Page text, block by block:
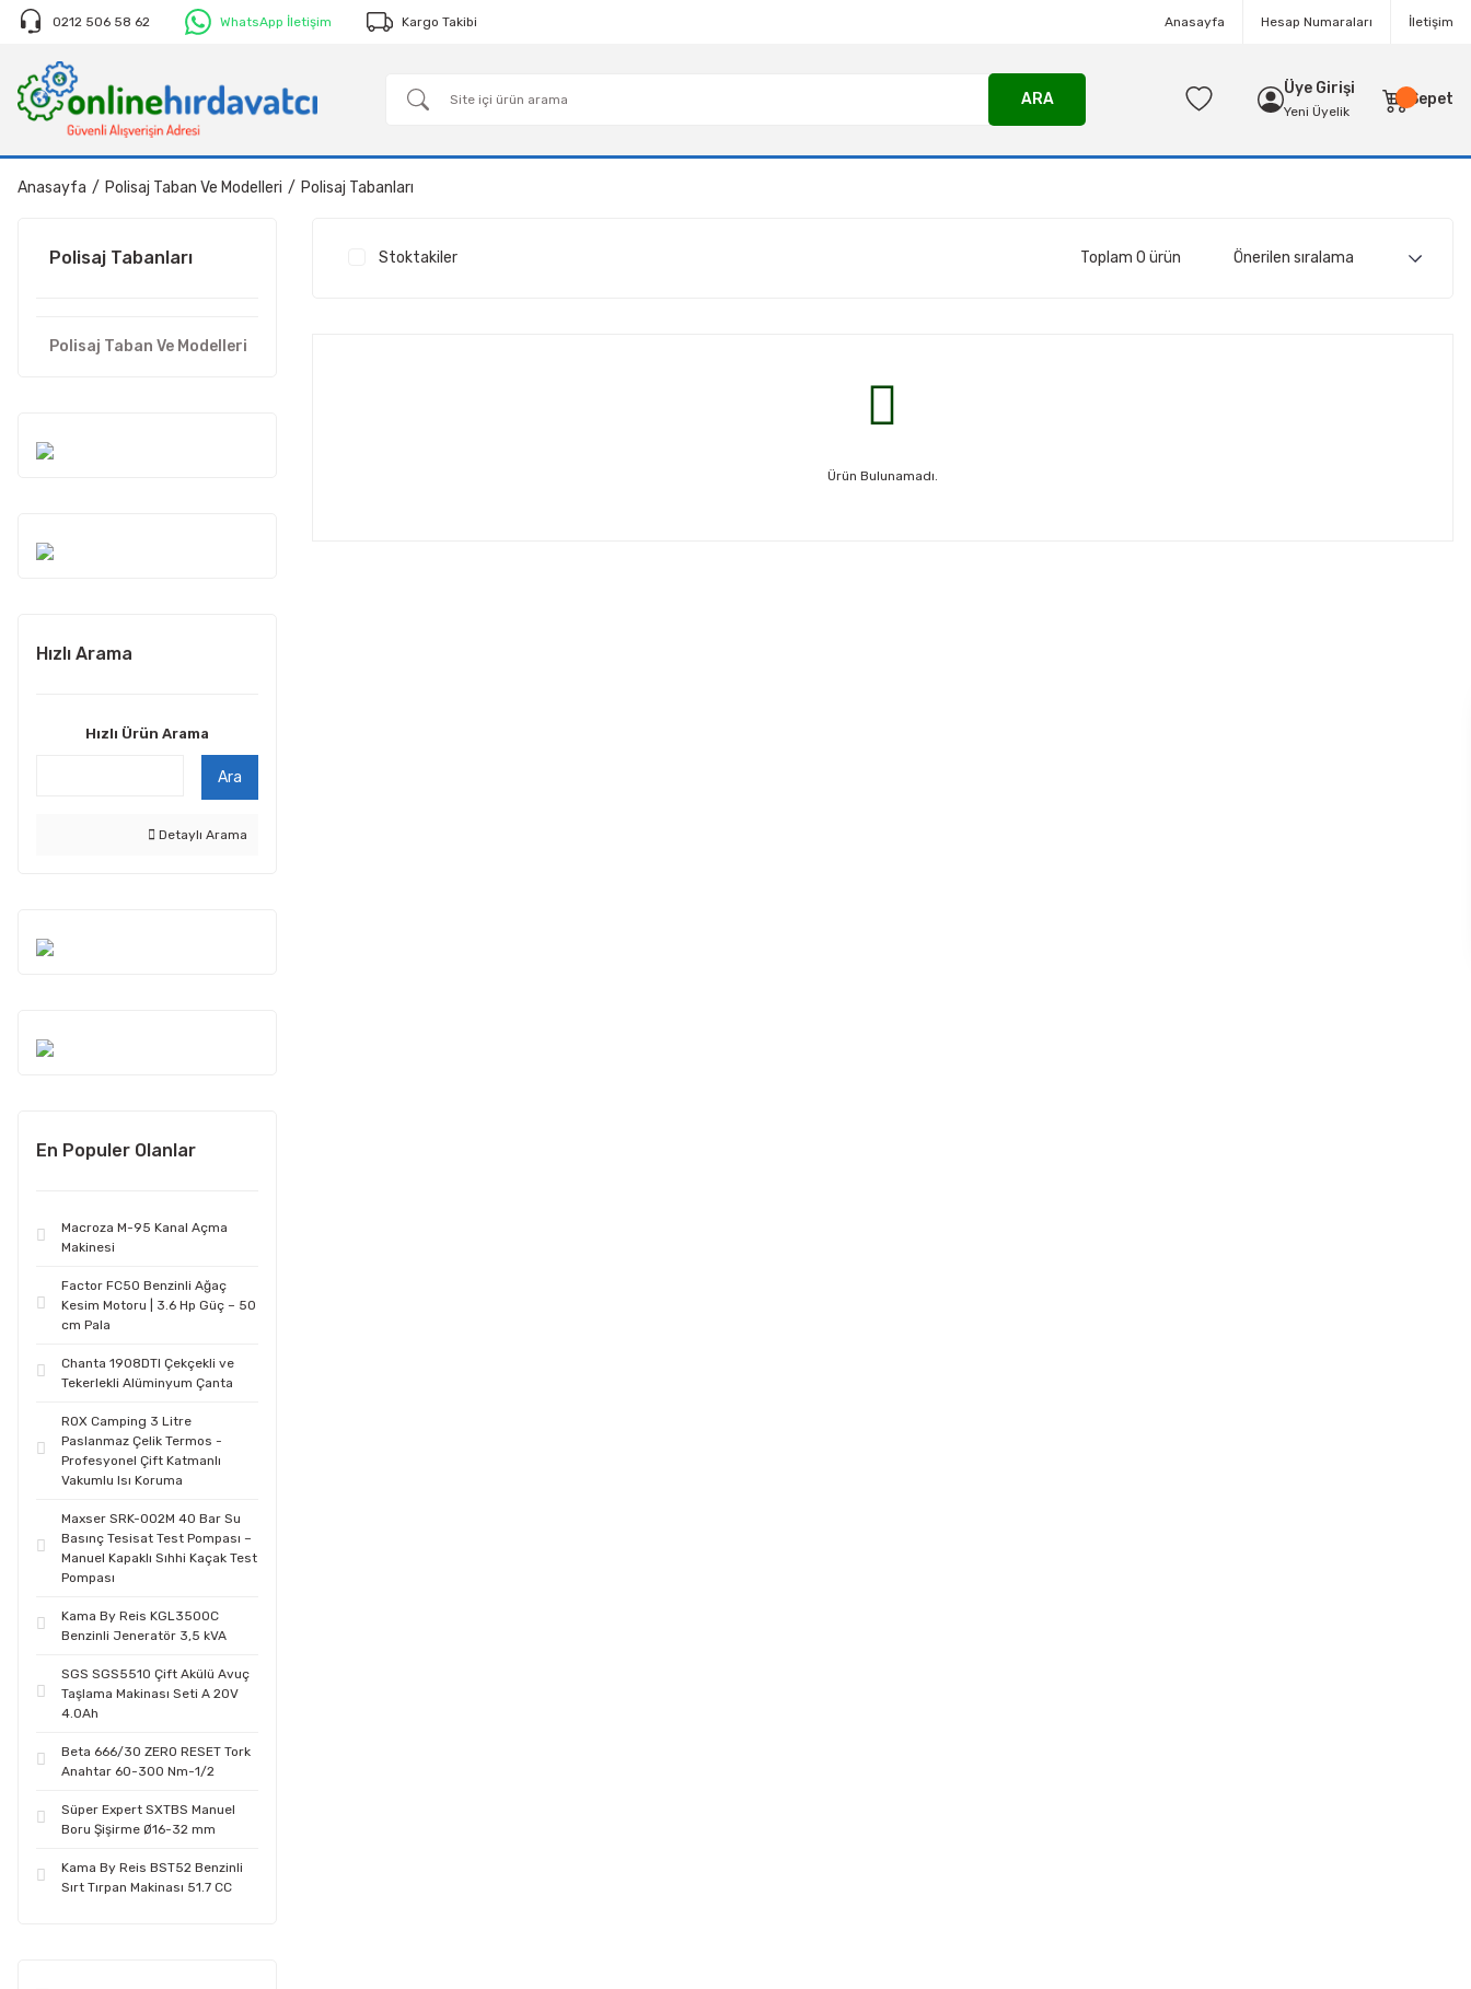
0212 506 58 62 WhatsApp İletişim Kargo Takibi Anasayfa Hesap Numaraları İletişim
ARA
Üye Girişi
Yeni Üyelik
Sepet
Anasayfa Polisaj Taban Ve Modelleri Polisaj Tabanları
Polisaj Tabanları
Polisaj Taban Ve Modelleri
Hızlı Arama
Hızlı Ürün Arama
Ara
Detaylı Arama
En Populer Olanlar
Macroza M-95 Kanal Açma
Makinesi
Factor FC50 Benzinli Ağaç
Kesim Motoru | 3.6 Hp Güç – 50
cm Pala
Chanta 1908DTI Çekçekli ve
Tekerlekli Alüminyum Çanta
ROX Camping 3 Litre
Paslanmaz Çelik Termos -
Profesyonel Çift Katmanlı
Vakumlu Isı Koruma
Maxser SRK-002M 40 Bar Su
Basınç Tesisat Test Pompası –
Manuel Kapaklı Sıhhi Kaçak Test
Pompası
Kama By Reis KGL3500C
Benzinli Jeneratör 3,5 kVA
SGS SGS5510 Çift Akülü Avuç
Taşlama Makinası Seti A 20V
4.0Ah
Beta 666/30 ZERO RESET Tork
Anahtar 60-300 Nm-1/2
Süper Expert SXTBS Manuel
Boru Şişirme Ø16-32 mm
Kama By Reis BST52 Benzinli
Sırt Tırpan Makinası 51.7 CC
Stoktakiler Toplam 0 ürün
Ürün Bulunamadı.